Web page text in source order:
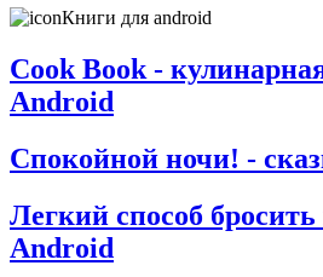
Книги для android
Cook Book -
Android
Спокойной ночи! -
Легкий способ
Android